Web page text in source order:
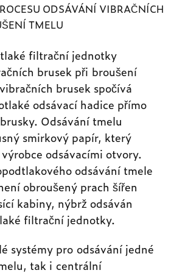
ODSÁVÁNÍ VIBRAČNÍCH
TMELU
filtrační jednotky
brusek při broušení
brusek spočívá
odsávací hadice přímo
Odsávání tmelu
smirkový papír, který
odsávacími otvory.
odsávání tmele
obroušený prach šířen
kabiny, nýbrž odsáván
filtrační jednotky.
systémy pro odsávání jedné
tak i centrální